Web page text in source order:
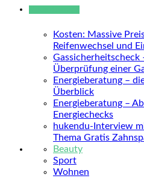
Kosten: Massive
Reifenwechsel und
Gassicherheitscheck
Überprüfung einer
Energieberatung –
Überblick
Energieberatung –
Energiechecks
hukendu-Interview
Thema Gratis
Beauty
Sport
Wohnen